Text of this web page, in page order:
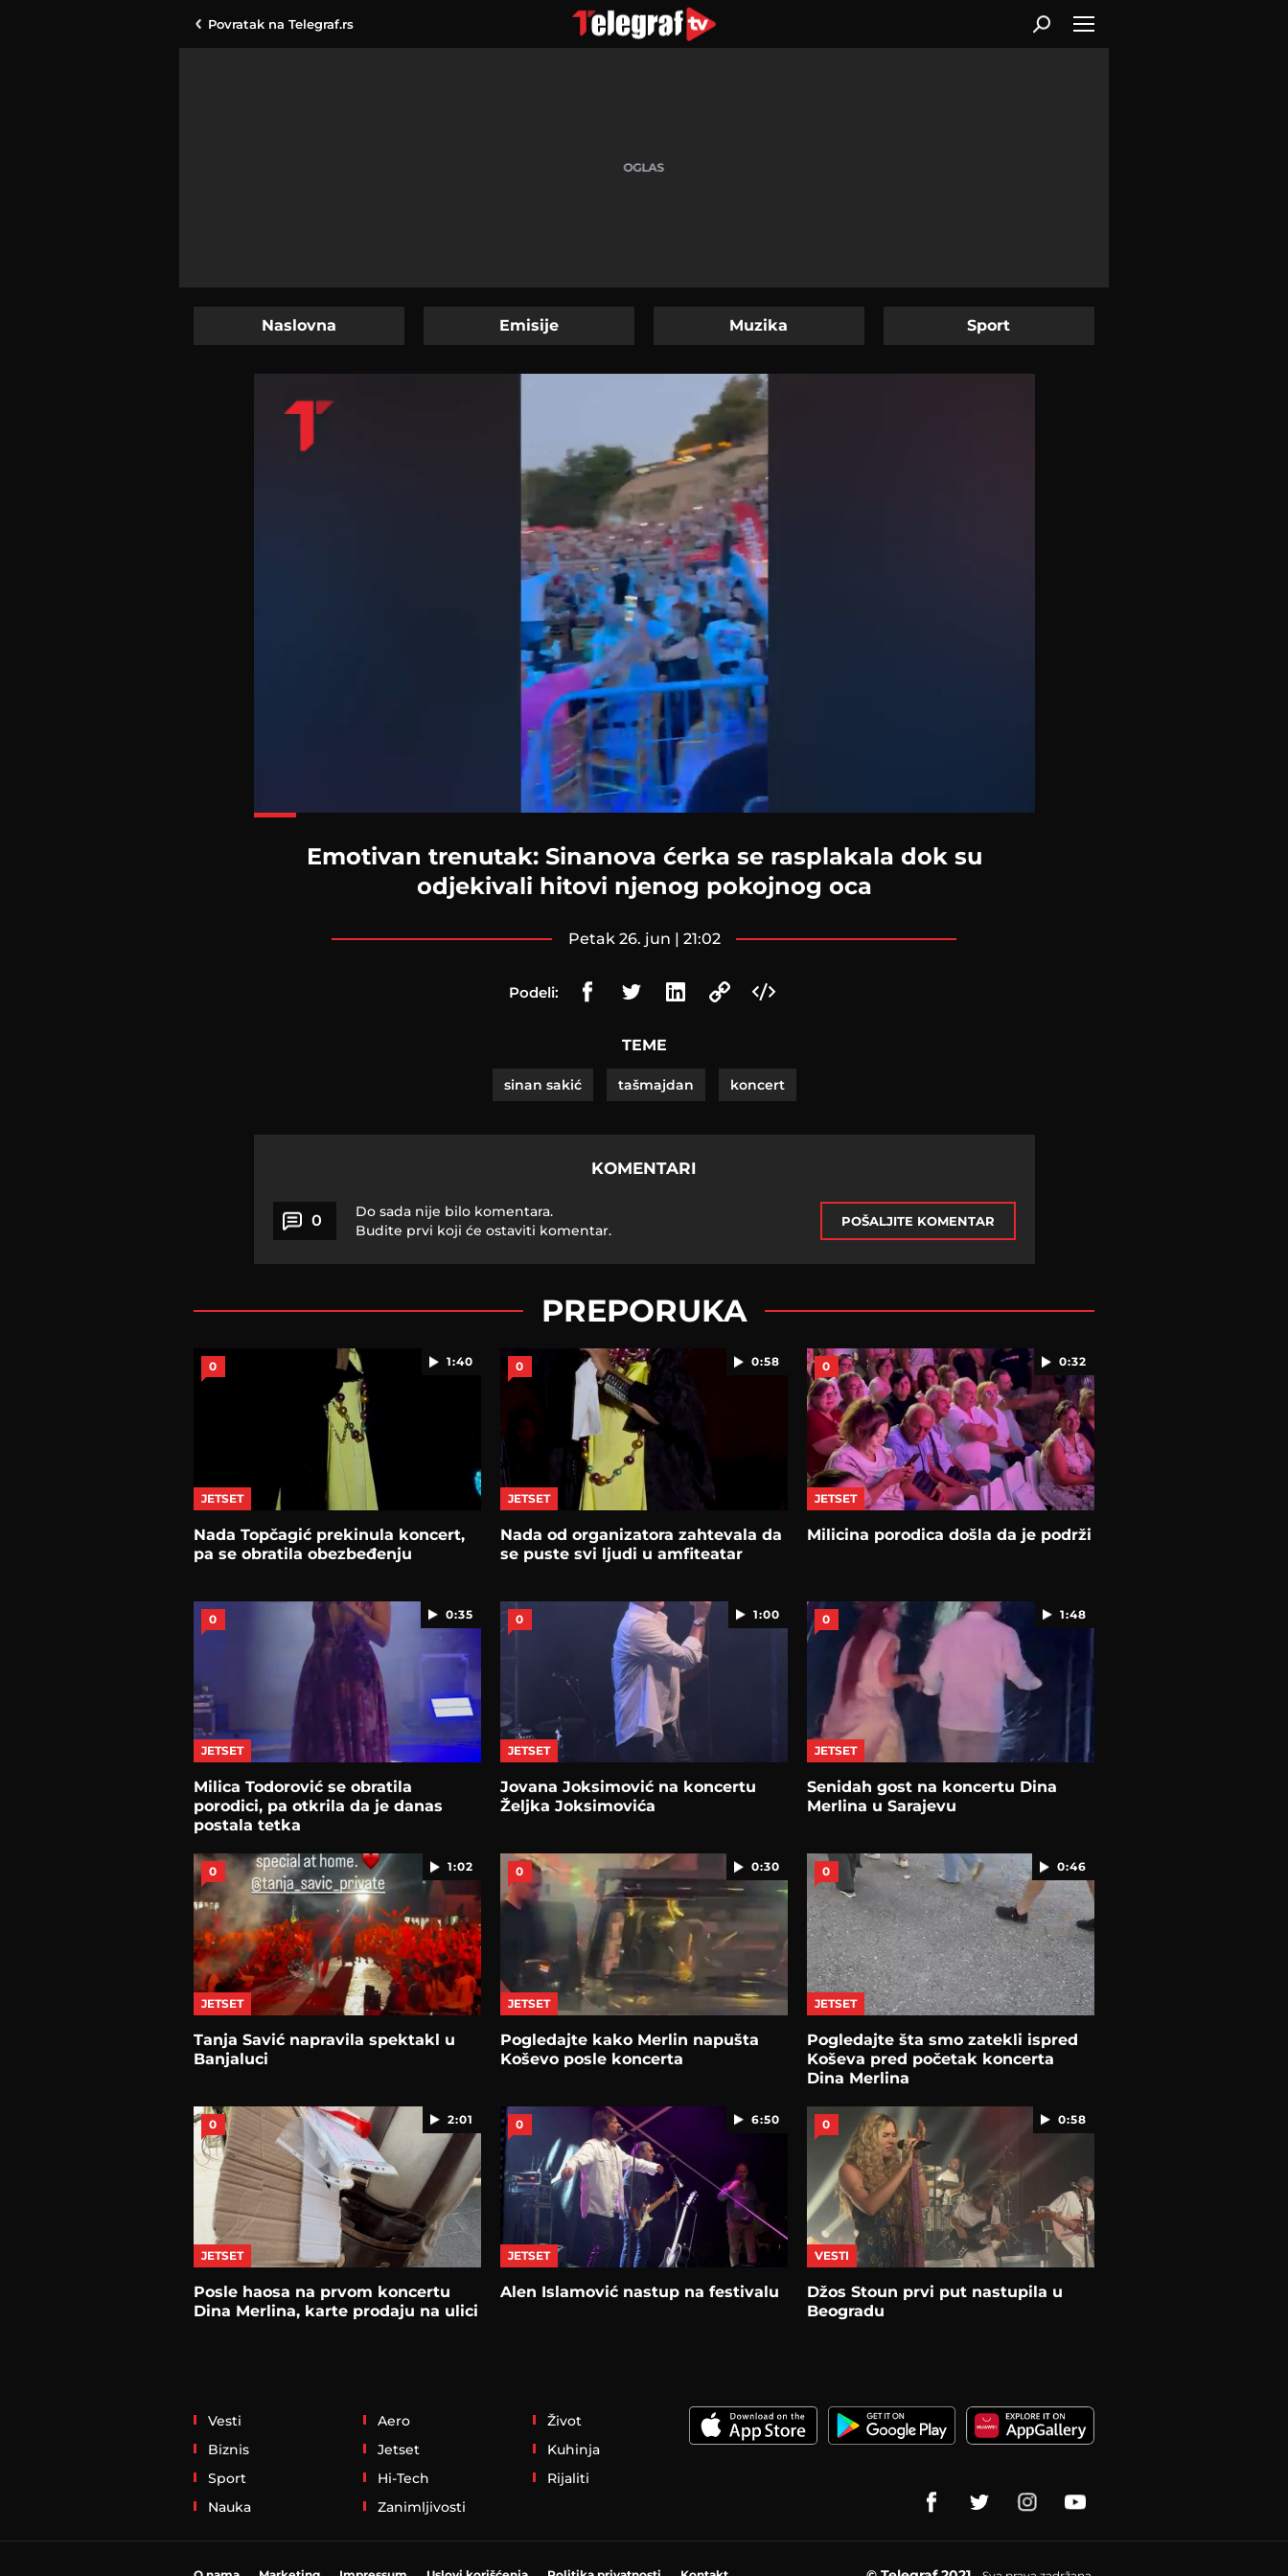
Povratak na Telegraf.rs
Naslovna Emisije Muzika Sport
Emotivan trenutak: Sinanova ćerka se rasplakala dok su
odjekivali hitovi njenog pokojnog oca
petak 26. jun | 21:02
Podeli:
TEME
sinan sakić tašmajdan koncert
KOMENTARI
0
Do sada nije bilo komentara.
Budite prvi koji će ostaviti komentar.
POŠALJITE KOMENTAR
PREPORUKA
1:40
0
JETSET
Nada Topčagić prekinula koncert,
pa se obratila obezbeđenju
0:58
0
JETSET
Nada od organizatora zahtevala da
se puste svi ljudi u amfiteatar
0:32
0
JETSET
Milicina porodica došla da je podrži
0:35
0
JETSET
Milica Todorović se obratila
porodici, pa otkrila da je danas
postala tetka
1:00
0
JETSET
Jovana Joksimović na koncertu
Željka Joksimovića
1:48
0
JETSET
Senidah gost na koncertu Dina
Merlina u Sarajevu
1:02
0
JETSET
Tanja Savić napravila spektakl u
Banjaluci
0:30
0
JETSET
Pogledajte kako Merlin napušta
Koševo posle koncerta
0:46
0
JETSET
Pogledajte šta smo zatekli ispred
Koševa pred početak koncerta
Dina Merlina
2:01
0
JETSET
Posle haosa na prvom koncertu
Dina Merlina, karte prodaju na ulici
6:50
0
JETSET
Alen Islamović nastup na festivalu
0:58
0
VESTI
Džos Stoun prvi put nastupila u
Beogradu
Vesti
Biznis
Sport
Nauka
Aero
Jetset
Hi-Tech
Zanimljivosti
Život
Kuhinja
Rijaliti